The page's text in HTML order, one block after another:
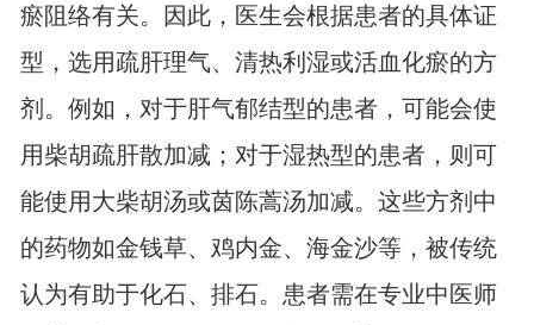
瘀阻络有关。因此，医生会根据患者的具体证
型，选用疏肝理气、清热利湿或活血化瘀的方
剂。例如，对于肝气郁结型的患者，可能会使
用柴胡疏肝散加减；对于湿热型的患者，则可
能使用大柴胡汤或茵陈蒿汤加减。这些方剂中
的药物如金钱草、鸡内金、海金沙等，被传统
认为有助于化石、排石。患者需在专业中医师